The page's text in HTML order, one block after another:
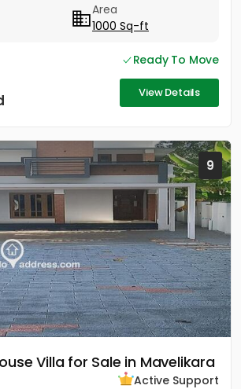
Area
1000 Sq-ft
Ready To Move
View Details
9
Villa for Sale in Mavelikara
Active Support